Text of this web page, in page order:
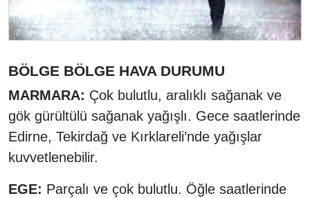
BÖLGE BÖLGE HAVA DURUMU
MARMARA: Çok bulutlu, aralıklı sağanak ve
gök gürültülü sağanak yağışlı. Gece saatlerinde
Edirne, Tekirdağ ve Kırklareli’nde yağışlar
kuvvetlenebilir.
EGE: Parçalı ve çok bulutlu. Öğle saatlerinde